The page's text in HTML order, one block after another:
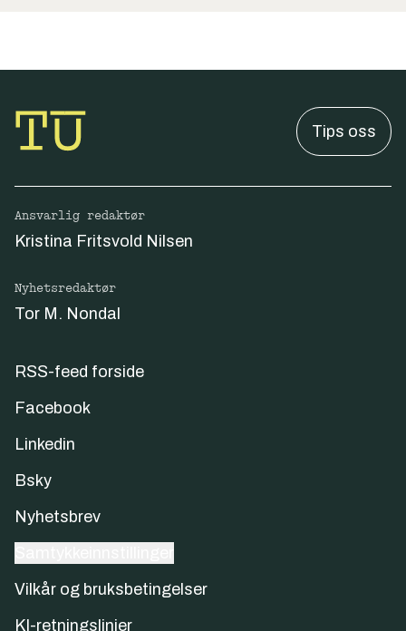
Tips oss
Ansvarlig redaktør
Kristina Fritsvold Nilsen
Nyhetsredaktør
Tor M. Nondal
RSS-feed forside
Facebook
Linkedin
Bsky
Nyhetsbrev
Vilkår og bruksbetingelser
KI-retningslinjer